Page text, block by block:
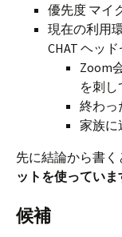
優先度 マイ
現在の利用
CHAT ヘッド
Zoom
を刺し
終わっ
家族に
先に結論から書く
ットを使っていま
候補